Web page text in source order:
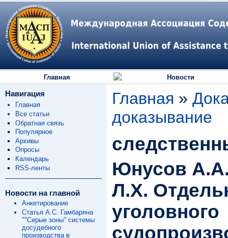
Главная Новости
Навигация
Главная
Все статьи
Обратная связь
Популярное
Архивы
Опросы
Календарь
RSS-ленты
Новости на главной
Анкетирование
Статья А.С. Гамбаряна
""Серые зоны" системы
досудебного
производства в
Главная »
доказывание
Юнусов
Л.Х.
уголовного